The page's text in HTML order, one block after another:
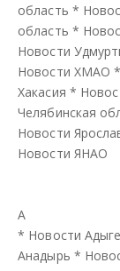
область *
область *
Новости
Новости ХМАО *
Хакасия *
Челябинская
Новости
Новости ЯНАО
А
* Новости
Анадырь *